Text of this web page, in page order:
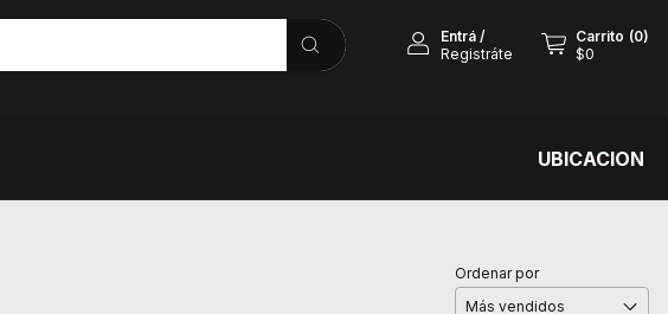
Entrá/
Registráte
Carrito (0)
$0
UBICACION
Ordenar por